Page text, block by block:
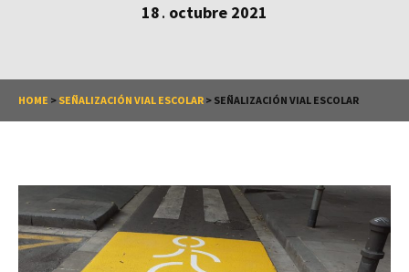
18 . octubre 2021
HOME > SEÑALIZACIÓN VIAL ESCOLAR > SEÑALIZACIÓN VIAL ESCOLAR